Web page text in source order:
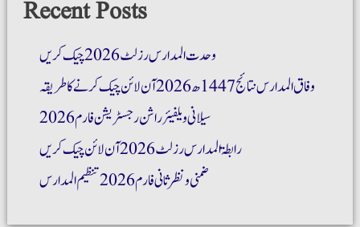
Recent Posts
وحدت المدارس رزلٹ 2026 چیک کریں
وفاق المدارس نتائج 1447ھ 2026 آن لائن چیک کرنے کا طریقہ
سیلانی ویلفیئر راشن رجسٹریشن فارم 2026
رابطۃ المدارس رزلٹ 2026 آن لائن چیک کریں
ضمنی و نظر ثانی فارم 2026 تنظیم المدارس